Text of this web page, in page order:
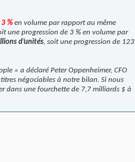
% en volume par rapport au même
une progression de 3 % en volume par
d’unités, soit une progression de 123
» a déclaré Peter Oppenheimer, CFO
négociables à notre bilan. Si nous
dans une fourchette de 7,7 milliards $ à